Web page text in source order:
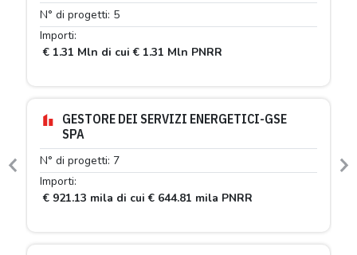
N° di progetti: 5
Importi:
€ 1.31 Mln di cui € 1.31 Mln PNRR
GESTORE DEI SERVIZI ENERGETICI-GSE
SPA
N° di progetti: 7
Importi:
€ 921.13 mila di cui € 644.81 mila PNRR
Previous